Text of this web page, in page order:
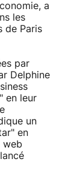
a
les
de Paris
par
Delphine
en leur
un
en
web